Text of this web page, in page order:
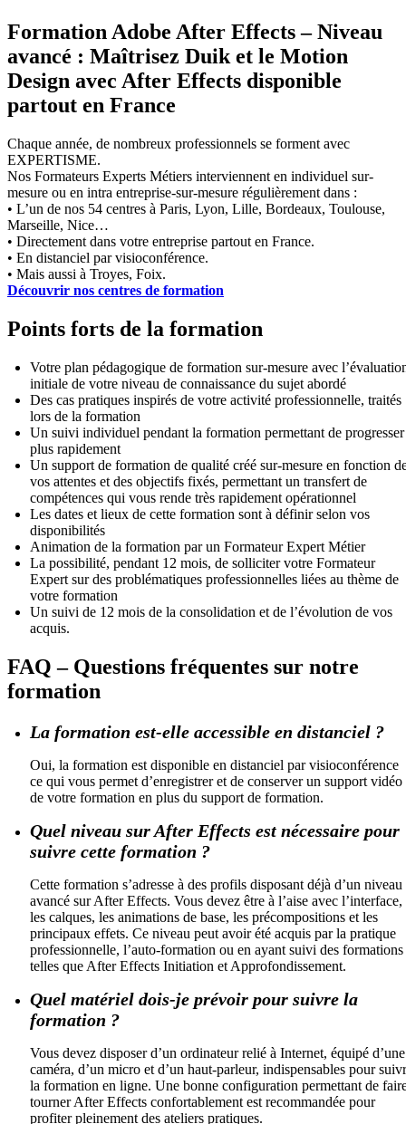
Formation Adobe After Effects – Niveau
avancé : Maîtrisez Duik et le Motion
Design avec After Effects disponible
partout en France
Chaque année, de nombreux professionnels se forment avec
EXPERTISME.
Nos Formateurs Experts Métiers interviennent en individuel sur-
mesure ou en intra entreprise-sur-mesure régulièrement dans :
• L’un de nos 54 centres à Paris, Lyon, Lille, Bordeaux, Toulouse,
Marseille, Nice…
• Directement dans votre entreprise partout en France.
• En distanciel par visioconférence.
• Mais aussi à Troyes, Foix.
Découvrir nos centres de formation
Points forts de la formation
Votre plan pédagogique de formation sur-mesure avec
initiale de votre niveau de connaissance du sujet abordé
Des cas pratiques inspirés de votre activité professionnelle, traités
lors de la formation
Un suivi individuel pendant la formation permettant de progresser
plus rapidement
Un support de formation de qualité créé sur-mesure en fonction
vos attentes et des objectifs fixés, permettant un transfert de
compétences qui vous rende très rapidement opérationnel
Les dates et lieux de cette formation sont à définir selon vos
disponibilités
Animation de la formation par un Formateur Expert Métier
La possibilité, pendant 12 mois, de solliciter votre Formateur
Expert sur des problématiques professionnelles liées au thème de
votre formation
Un suivi de 12 mois de la consolidation et de l’évolution de vos
acquis.
FAQ – Questions fréquentes sur notre
formation
La formation est-elle accessible en distanciel ?
Oui, la formation est disponible en distanciel par visioconférence
ce qui vous permet d’enregistrer et de conserver un support vidéo
de votre formation en plus du support de formation.
Quel niveau sur After Effects est nécessaire pour
suivre cette formation ?
Cette formation s’adresse à des profils disposant déjà d’un niveau
avancé sur After Effects. Vous devez être à l’aise avec l’interface,
les calques, les animations de base, les précompositions et les
principaux effets. Ce niveau peut avoir été acquis par la pratique
professionnelle, l’auto-formation ou en ayant suivi des formations
telles que After Effects Initiation et Approfondissement.
Quel matériel dois-je prévoir pour suivre la
formation ?
Vous devez disposer d’un ordinateur relié à Internet, équipé d’une
caméra, d’un micro et d’un haut-parleur, indispensables pour
la formation en ligne. Une bonne configuration permettant de
tourner After Effects confortablement est recommandée pour
profiter pleinement des ateliers pratiques.